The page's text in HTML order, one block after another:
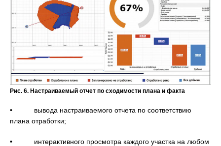
Рис. 6. Настраиваемый отчет по сходимости плана и факта
• вывода настраиваемого отчета по соответствию
плана отработки;
• интерактивного просмотра каждого участка на любом